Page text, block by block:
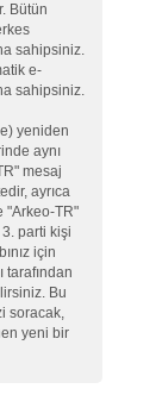
Bütün
sahipsiniz.
e-
sahipsiniz.
yeniden
aynı
mesaj
ayrıca
"Arkeo-TR"
parti kişi
için
tarafından
Bu
soracak,
yeni bir